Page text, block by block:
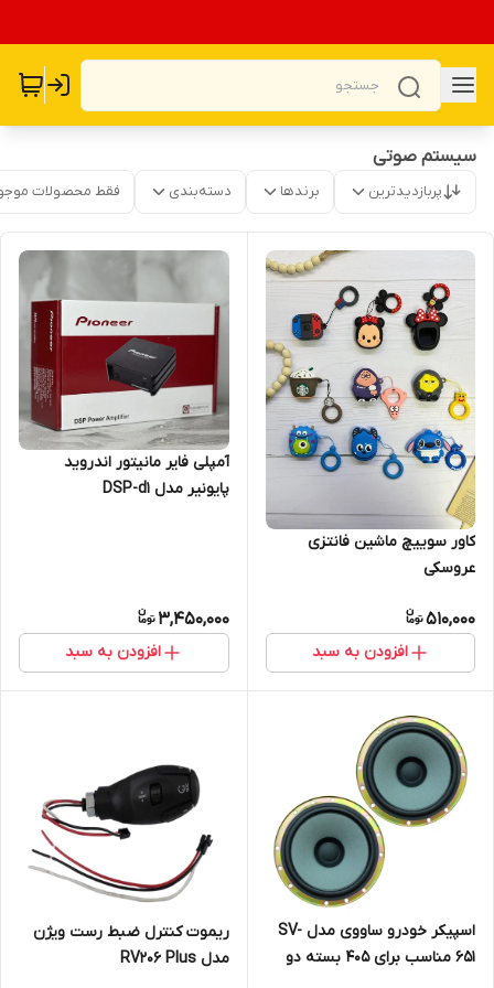
سیستم صوتی
پربازدیدترین برندها دسته‌بندی فقط محصولات
کاور سوییچ ماشین فانتزی
عروسکی
510,000
افزودن به سبد
آمپلی فایر مانیتور اندروید
پایونیر مدل DSP-d1
3,450,000
افزودن به سبد
اسپیکر خودرو ساووی مدل SV-
651 مناسب برای 405 بسته دو
ریموت کنترل ضبط رست ویژن
مدل RV206 Plus